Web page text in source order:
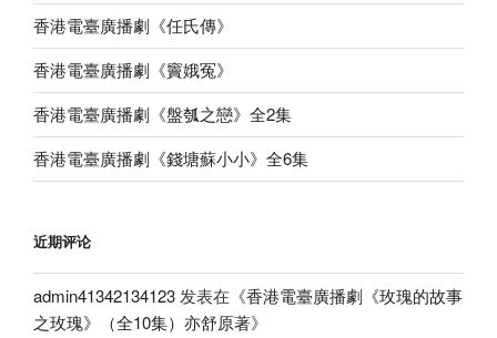
香港電臺廣播劇《任氏傳》
香港電臺廣播劇《竇娥冤》
香港電臺廣播劇《盤瓠之戀》全2集
香港電臺廣播劇《錢塘蘇小小》全6集
近期评论
admin41342134123 发表在《香港電臺廣播劇《玫瑰的故事
之玫瑰》（全10集）亦舒原著》